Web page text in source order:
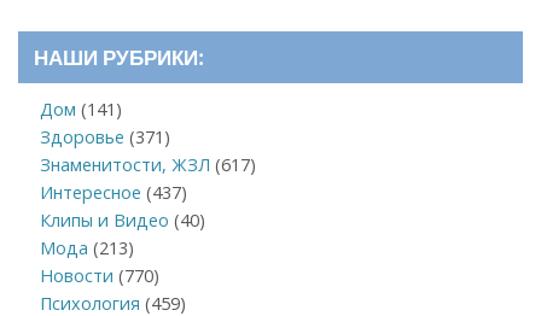
НАШИ РУБРИКИ:
Дом (141)
Здоровье (371)
Знаменитости, ЖЗЛ (617)
Интересное (437)
Клипы и Видео (40)
Мода (213)
Новости (770)
Психология (459)